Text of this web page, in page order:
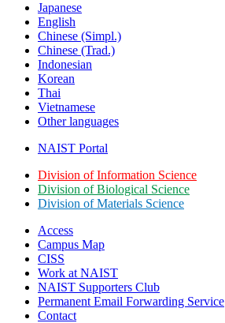
Japanese
English
Chinese (Simpl.)
Chinese (Trad.)
Indonesian
Korean
Thai
Vietnamese
Other languages
NAIST Portal
Division of Information Science
Division of Biological Science
Division of Materials Science
Access
Campus Map
CISS
Work at NAIST
NAIST Supporters Club
Permanent Email Forwarding Service
Contact